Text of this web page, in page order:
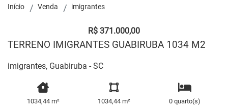
Início Venda imigrantes
R$ 371.000,00
TERRENO IMIGRANTES GUABIRUBA 1034 M2
imigrantes, Guabiruba - SC
1034,44 m² 1034,44 m² 0 quarto(s)